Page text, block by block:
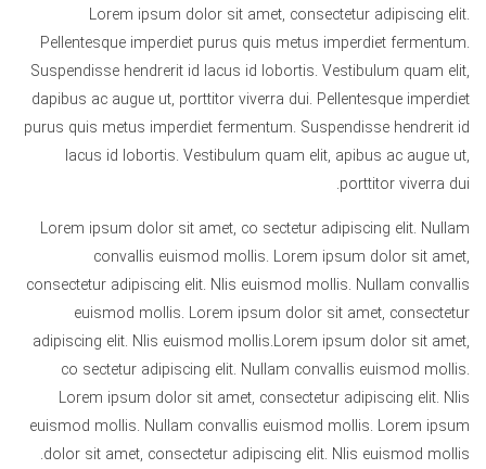
Lorem ipsum dolor sit amet, consectetur adipiscing elit.
Pellentesque imperdiet purus quis metus imperdiet fermentum.
Suspendisse hendrerit id lacus id lobortis. Vestibulum quam elit,
dapibus ac augue ut, porttitor viverra dui. Pellentesque imperdiet
purus quis metus imperdiet fermentum. Suspendisse hendrerit id
lacus id lobortis. Vestibulum quam elit, apibus ac augue ut,
porttitor viverra dui.
Lorem ipsum dolor sit amet, co sectetur adipiscing elit. Nullam
convallis euismod mollis. Lorem ipsum dolor sit amet,
consectetur adipiscing elit. Nlis euismod mollis. Nullam convallis
euismod mollis. Lorem ipsum dolor sit amet, consectetur
adipiscing elit. Nlis euismod mollis.Lorem ipsum dolor sit amet,
co sectetur adipiscing elit. Nullam convallis euismod mollis.
Lorem ipsum dolor sit amet, consectetur adipiscing elit. Nlis
euismod mollis. Nullam convallis euismod mollis. Lorem ipsum
dolor sit amet, consectetur adipiscing elit. Nlis euismod mollis.